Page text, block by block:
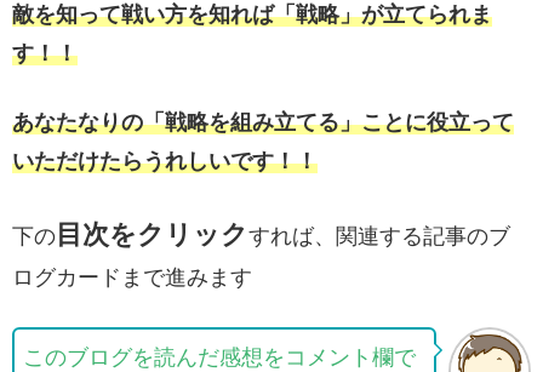
敵を知って戦い方を知れば「戦略」が立てられま
す！！
あなたなりの「戦略を組み立てる」ことに役立って
いただけたらうれしいです！！
下の 目次をクリック すれば、関連する記事のブ
ログカードまで進みます
このブログを読んだ感想をコメント欄で